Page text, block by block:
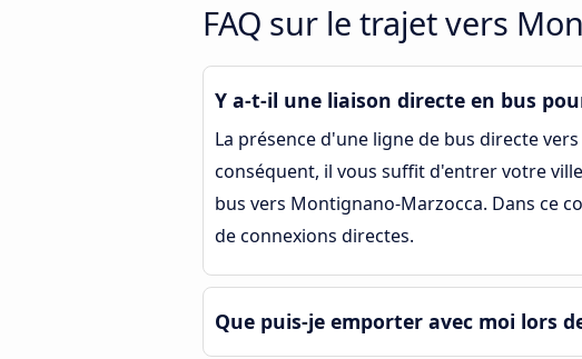
FAQ sur le trajet vers
Y a-t-il une liaison directe en bus
La présence d'une ligne de bus directe
conséquent, il vous suffit d'entrer votre
bus vers Montignano-Marzocca. Dans ce
de connexions directes.
Que puis-je emporter avec moi lors